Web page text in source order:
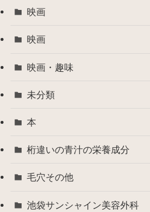
映画
映画
映画・趣味
未分類
本
桁違いの青汁の栄養成分
毛穴その他
池袋サンシャイン美容外科